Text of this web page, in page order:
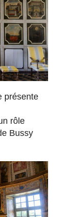
présente
rôle
Bussy